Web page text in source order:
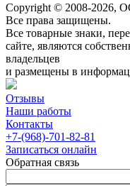
Copyright © 2008-2026,
Все права защищены.
Все товарные знаки,
сайте, являются
владельцев
и размещены в
Отзывы
Наши работы
Контакты
+7-(968)-701-82-81
Записаться онлайн
Обратная связь